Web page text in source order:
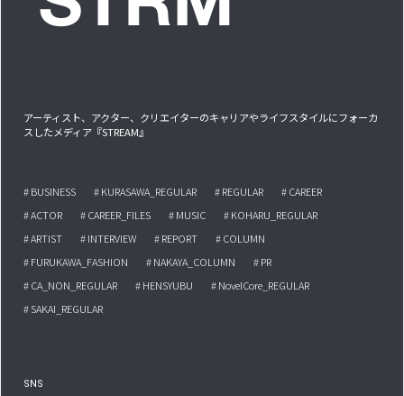
アーティスト、アクター、クリエイターのキャリアやライフスタイルにフォーカ
スしたメディア『STREAM』
# BUSINESS # KURASAWA_REGULAR # REGULAR
# CAREER
# ACTOR
# CAREER_FILES # MUSIC
# KOHARU_REGULAR
# ARTIST
# INTERVIEW # REPORT
# COLUMN
# FURUKAWA_FASHION
# NAKAYA_COLUMN
# PR
# CA_NON_REGULAR
# HENSYUBU
# NovelCore_REGULAR
# SAKAI_REGULAR
SNS